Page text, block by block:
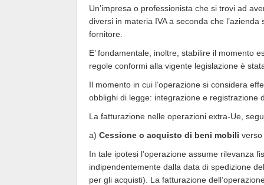
Un’impresa o professionista che si trovi ad
diversi in materia IVA a seconda che
fornitore.
E’ fondamentale, inoltre, stabilire il momento
regole conformi alla vigente legislazione è
Il momento in cui l’operazione si considera
obblighi di legge: integrazione e registrazione
La fatturazione nelle operazioni extra-Ue,
a) Cessione o acquisto di beni mobili
In tale ipotesi l’operazione assume rilevanza
indipendentemente dalla data di spedizione
per gli acquisti). La fatturazione